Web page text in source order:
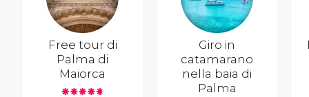
Free tour di
Palma di
Maiorca
Giro in
catamarano
nella baia di
Palma